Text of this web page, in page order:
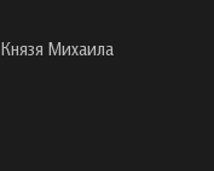
Михаила